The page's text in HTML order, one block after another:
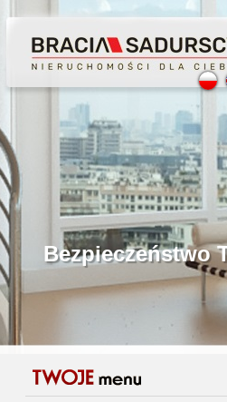
Profesjonalne
Bezpieczeństwo
Licencjonowani
Gwarancja